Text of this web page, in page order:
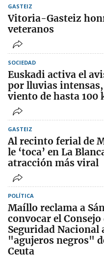
GASTEIZ
Vitoria-Gasteiz
veteranos
SOCIEDAD
Euskadi activa el
por lluvias
viento de hasta 100
GASTEIZ
Al recinto ferial de
le ‘toca’ en La
atracción más viral
POLÍTICA
Maíllo reclama a
convocar el Consejo
Seguridad Nacional
"agujeros negros"
Ceuta